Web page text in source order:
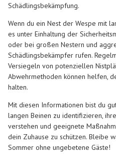
Schädlingsbekämpfung.
Wenn du ein Nest der Wespe mit
es unter Einhaltung der
oder bei großen Nestern und
Schädlingsbekämpfer rufen.
Versiegeln von potenziellen
Abwehrmethoden können helfen,
halten.
Mit diesen Informationen bist du
langen Beinen zu identifizieren,
verstehen und geeignete
dein Zuhause zu schützen. Bleibe
Sommer ohne ungebetene Gäste!